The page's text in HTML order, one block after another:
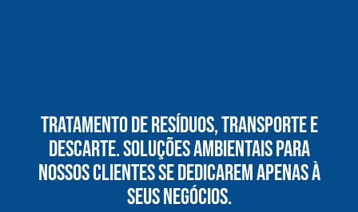
vê oportunidades bilionárias esperando para
serem exploradas.
O que uma empresa de gestão de resíduos
químicos precisa fazer para garantir segurança
e conformidade legal no Brasil
Tratamento De Resíduos, Transporte E
Descarte. Soluções Ambientais Para
Nossos Clientes Se Dedicarem Apenas À
Seus Negócios.